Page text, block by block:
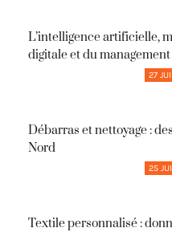
L’intelligence artificielle,
digitale et du
27
Débarras et nettoyage :
Nord
25
Textile personnalisé :